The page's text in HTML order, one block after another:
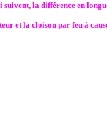
suivent, la différence en
et la cloison par feu à